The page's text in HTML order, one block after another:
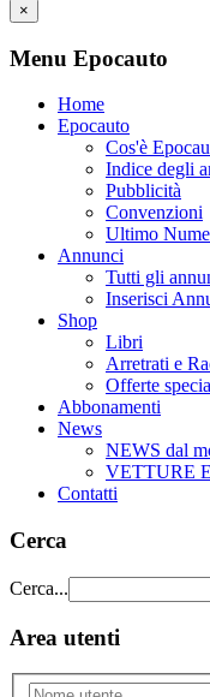
×
Menu Epocauto
Home
Epocauto
Cos'è
Indice degli
Pubblicità
Convenzioni
Ultimo
Annunci
Tutti gli
Inserisci
Shop
Libri
Arretrati e
Offerte
Abbonamenti
News
NEWS dal
VETTURE
Contatti
Cerca
Cerca...
Area utenti